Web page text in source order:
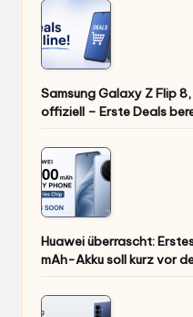
Samsung Galaxy Z Flip
offiziell – Erste Deals
Huawei überrascht:
mAh-Akku soll kurz vor